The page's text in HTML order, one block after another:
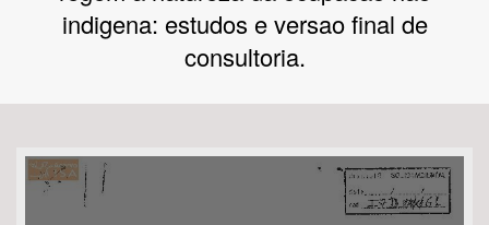
Tema
Subtema
indigena: estudos e versao final de
consultoria.